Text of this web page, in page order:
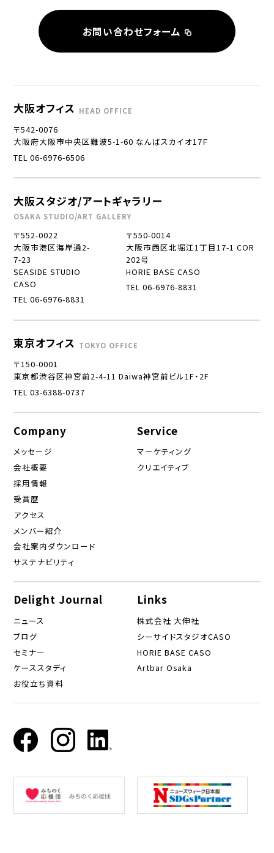
お問い合わせフォーム
大阪オフィス HEAD OFFICE
〒542-0076
大阪府大阪市中央区難波5-1-60 なんばスカイオ17Ｆ
TEL 06-6976-6506
大阪スタジオ/アートギャラリー
OSAKA STUDIO/ART GALLERY
〒552-0022
大阪市港区海岸通2-
7-23
SEASIDE STUDIO
CASO
TEL 06-6976-8831
〒550-0014
大阪市西区北堀江1丁目17-1 COR
202号
HORIE BASE CASO
TEL 06-6976-8831
東京オフィス TOKYO OFFICE
〒150-0001
東京都渋谷区神宮前2-4-11 Daiwa神宮前ビル1F・2F
TEL 03-6388-0737
Company
メッセージ
会社概要
採用情報
受賞歴
アクセス
メンバー紹介
会社案内ダウンロード
サステナビリティ
Service
マーケティング
クリエイティブ
Delight Journal
ニュース
ブログ
セミナー
ケーススタディ
お役立ち資料
Links
株式会社 大伸社
シーサイドスタジオCASO
HORIE BASE CASO
Artbar Osaka